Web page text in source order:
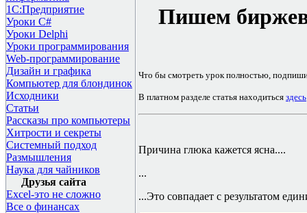
1С:Предприятие
Уроки C#
Уроки Delphi
Уроки программирования
Web-программирование
Дизайн и графика
Компьютер для блондинок
Исходники
Статьи
Рассказы про компьютеры
Хитрости и секреты
Системный подход
Размышления
Наука для чайников
Друзья сайта
Excel-это не сложно
Все о финансах
Пишем
Что бы смотреть урок полностью,
В платном разделе статья находиться здесь
Причина глюка кажется ясна....
...
...Это совпадает с результатом